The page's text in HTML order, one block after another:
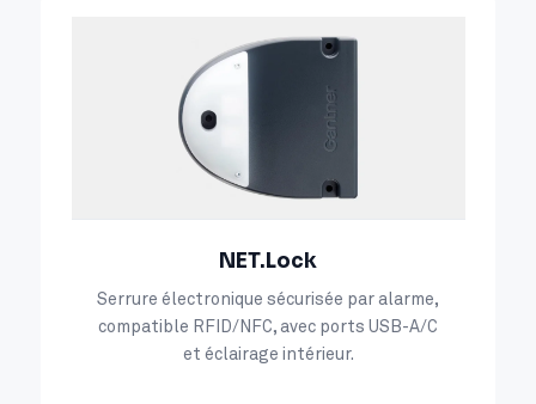
NET.Lock
Serrure électronique sécurisée par alarme,
compatible RFID/NFC, avec ports USB-A/C
et éclairage intérieur.